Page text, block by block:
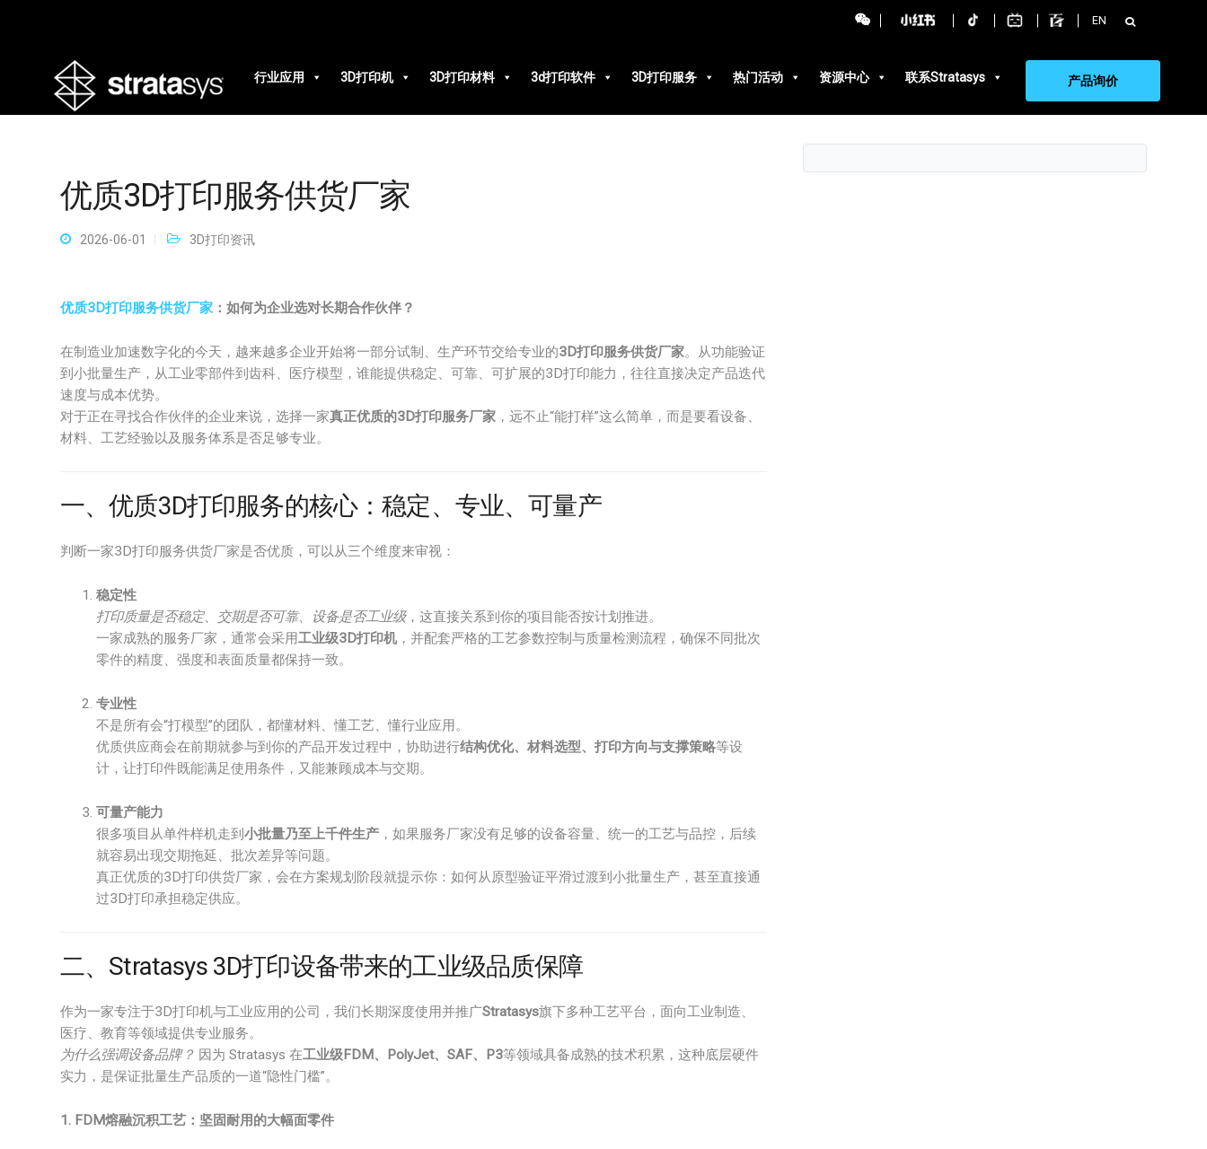
EN 搜
索：
行业应用
3D打印机 3D打印材料 3d打印软件 3D打印服务 热门活动 资源中心 联系Stratasys 产品询价
优质3D打印服务供货厂家
2026-06-01 3D打印资讯
优质3D打印服务供货厂家 ：如何为企业选对长期合作伙伴？
在制造业加速数字化的今天，越来越多企业开始将一部分试制、生产环节交给专业的3D打印服务供货厂家。从功能验证
到小批量生产，从工业零部件到齿科、医疗模型，谁能提供稳定、可靠、可扩展的3D打印能力，往往直接决定产品迭代
速度与成本优势。
对于正在寻找合作伙伴的企业来说，选择一家真正优质的3D打印服务厂家 ，远不止“能打样”这么简单，而是要看设备、
材料、工艺经验以及服务体系是否足够专业。
一、优质3D打印服务的核心：稳定、专业、可量产
判断一家3D打印服务供货厂家是否优质，可以从三个维度来审视：
稳定性
打印质量是否稳定、交期是否可靠、设备是否工业级，这直接关系到你的项目能否按计划推进。
一家成熟的服务厂家，通常会采用工业级3D打印机 ，并配套严格的工艺参数控制与质量检测流程，确保不同批次
零件的精度、强度和表面质量都保持一致。
专业性
不是所有会“打模型”的团队，都懂材料、懂工艺、懂行业应用。
优质供应商会在前期就参与到你的产品开发过程中，协助进行结构优化、材料选型、打印方向与支撑策略等设
计，让打印件既能满足使用条件，又能兼顾成本与交期。
可量产能力
很多项目从单件样机走到 小批量乃至上千件生产 ，如果服务厂家没有足够的设备容量、统一的工艺与品控，后续
就容易出现交期拖延、批次差异等问题。
真正优质的3D打印供货厂家，会在方案规划阶段就提示你：如何从原型验证平滑过渡到小批量生产，甚至直接通
过3D打印承担稳定供应。
二、Stratasys 3D打印设备带来的工业级品质保障
作为一家专注于3D打印机与工业应用的公司，我们长期深度使用并推广Stratasys旗下多种工艺平台，面向工业制造、
医疗、教育等领域提供专业服务。
为什么强调设备品牌？ 因为 Stratasys 在工业级FDM、PolyJet、SAF、P3等领域具备成熟的技术积累，这种底层硬件
实力，是保证批量生产品质的一道“隐性门槛”。
1. FDM熔融沉积工艺：坚固耐用的大幅面零件